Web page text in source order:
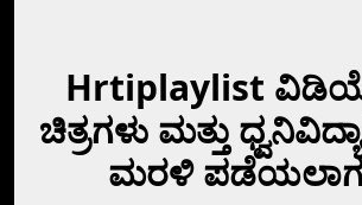
Hrtiplaylist
ಚಿತ್ರಗಳು ಮತ್ತು
ಮರಳಿ